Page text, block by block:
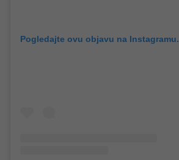
Pogledajte ovu objavu na Instagramu.